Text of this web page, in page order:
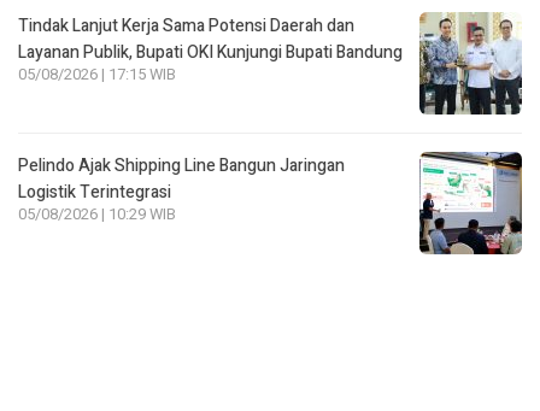
Tindak Lanjut Kerja Sama Potensi Daerah dan
Layanan Publik, Bupati OKI Kunjungi Bupati Bandung
05/08/2026 | 17:15 WIB
Pelindo Ajak Shipping Line Bangun Jaringan
Logistik Terintegrasi
05/08/2026 | 10:29 WIB